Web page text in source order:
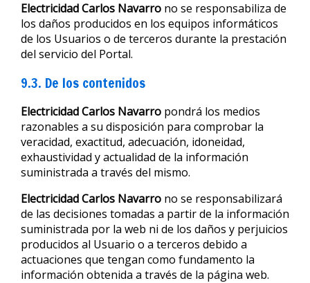
Electricidad Carlos Navarro no se responsabiliza de
los daños producidos en los equipos informáticos
de los Usuarios o de terceros durante la prestación
del servicio del Portal.
9.3. De los contenidos
Electricidad Carlos Navarro pondrá los medios
razonables a su disposición para comprobar la
veracidad, exactitud, adecuación, idoneidad,
exhaustividad y actualidad de la información
suministrada a través del mismo.
Electricidad Carlos Navarro no se responsabilizará
de las decisiones tomadas a partir de la información
suministrada por la web ni de los daños y perjuicios
producidos al Usuario o a terceros debido a
actuaciones que tengan como fundamento la
información obtenida a través de la página web.